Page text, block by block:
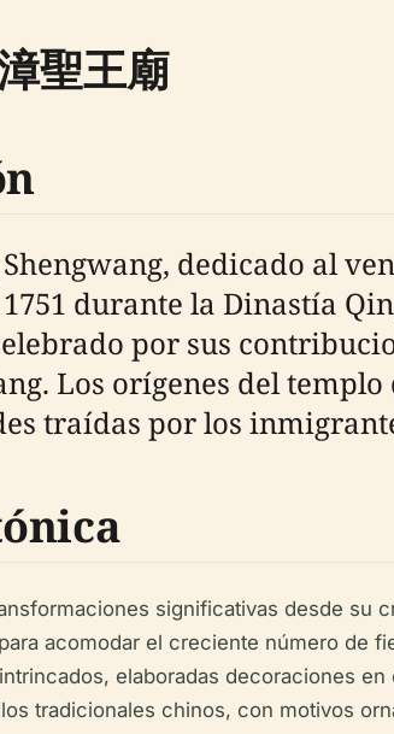
聖王廟
dedicado al
durante la Dinastía
por sus
Los orígenes del
traídas por los
significativas desde su
acomodar el creciente número de
elaboradas decoraciones
tradicionales chinos, con motivos